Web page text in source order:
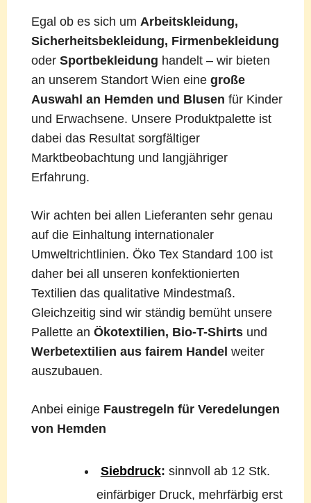
Egal ob es sich um Arbeitskleidung,
Sicherheitsbekleidung, Firmenbekleidung
oder Sportbekleidung handelt – wir bieten
an unserem Standort Wien eine große
Auswahl an Hemden und Blusen für Kinder
und Erwachsene. Unsere Produktpalette ist
dabei das Resultat sorgfältiger
Marktbeobachtung und langjähriger
Erfahrung.
Wir achten bei allen Lieferanten sehr genau
auf die Einhaltung internationaler
Umweltrichtlinien. Öko Tex Standard 100 ist
daher bei all unseren konfektionierten
Textilien das qualitative Mindestmaß.
Gleichzeitig sind wir ständig bemüht unsere
Pallette an Ökotextilien, Bio-T-Shirtsund
Werbetextilien aus fairem Handel weiter
auszubauen.
Anbei einige Faustregeln für Veredelungen
von Hemden
Siebdruck: sinnvoll ab 12 Stk.
einfärbiger Druck, mehrfärbig erst